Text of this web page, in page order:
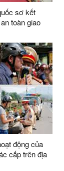
sơ kết
toàn giao
2025
động của
cấp trên địa